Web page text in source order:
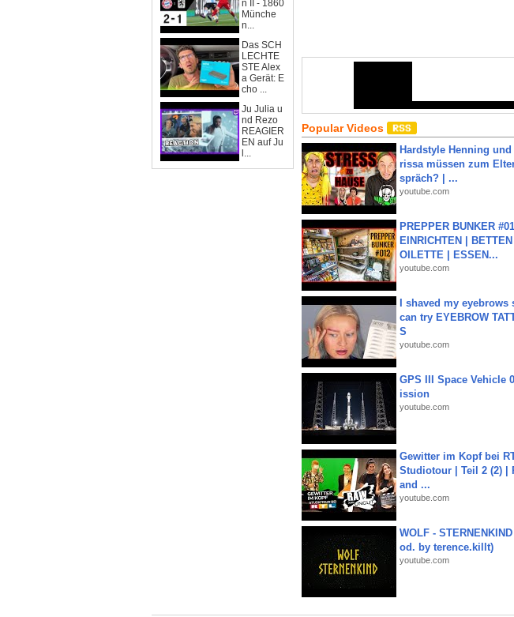
n II - 1860
Münche
n...
Das SCH
LECHTE
STE Alex
a Gerät: E
cho ...
Ju Julia u
nd Rezo
REAGIER
EN auf Ju
l...
Popular Videos
Hardstyle Henning und
rissa müssen zum
spräch? | ...
youtube.com
PREPPER BUNKER
EINRICHTEN |
OILETTE | ESSEN...
youtube.com
I shaved my eyebrows
can try EYEBROW
S
youtube.com
GPS III Space Vehicle
ission
youtube.com
Gewitter im Kopf bei
Studiotour | Teil 2 (2) |
and ...
youtube.com
WOLF -
od. by terence.killt)
youtube.com